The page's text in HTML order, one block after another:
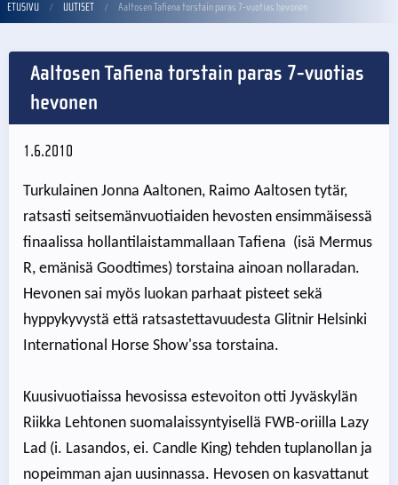
ETUSIVU UUTISET Aaltosen Tafiena torstain paras 7-vuotias hevonen
Aaltosen Tafiena torstain paras 7-vuotias
hevonen
1.6.2010
Turkulainen Jonna Aaltonen, Raimo Aaltosen tytär,
ratsasti seitsemänvuotiaiden hevosten ensimmäisessä
finaalissa hollantilaistammallaan Tafiena (isä Mermus
R, emänisä Goodtimes) torstaina ainoan nollaradan.
Hevonen sai myös luokan parhaat pisteet sekä
hyppykyvystä että ratsastettavuudesta Glitnir Helsinki
International Horse Show'ssa torstaina.
Kuusivuotiaissa hevosissa estevoiton otti Jyväskylän
Riikka Lehtonen suomalaissyntyisellä FWB-oriilla Lazy
Lad (i. Lasandos, ei. Candle King) tehden tuplanollan ja
nopeimman ajan uusinnassa. Hevosen on kasvattanut